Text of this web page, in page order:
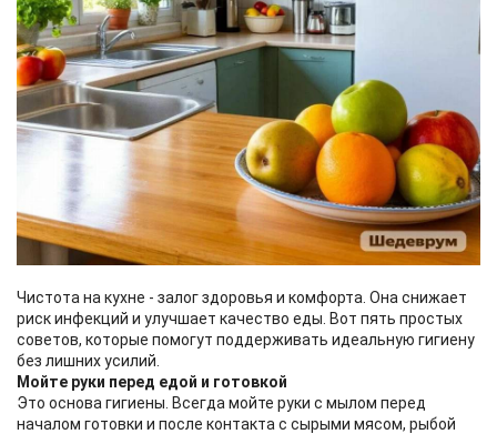
Чистота на кухне - залог здоровья и комфорта. Она снижает
риск инфекций и улучшает качество еды. Вот пять простых
советов, которые помогут поддерживать идеальную гигиену
без лишних усилий.
Мойте руки перед едой и готовкой
Это основа гигиены. Всегда мойте руки с мылом перед
началом готовки и после контакта с сырыми мясом, рыбой